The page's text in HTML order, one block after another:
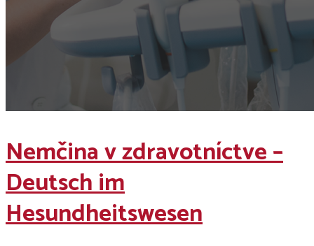
Nemčina v zdravotníctve –
Deutsch im
Hesundheitswesen